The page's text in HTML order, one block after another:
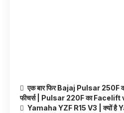
एक बार फिर Bajaj Pulsar 250F
फीचर्स | Pulsar 220F का
Yamaha YZF R15 V3 | क्यों है